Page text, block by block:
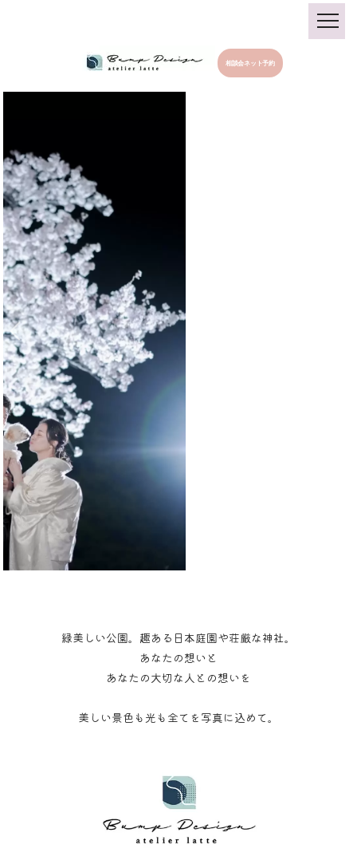
相談会ネット予約
緑美しい公園。趣ある日本庭園や荘厳な神社。
あなたの想いと
あなたの大切な人との想いを
美しい景色も光も全てを写真に込めて。